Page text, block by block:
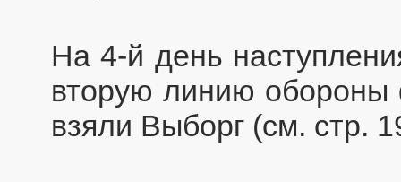
На 4-й день
вторую линию
взяли Выборг (см. стр.